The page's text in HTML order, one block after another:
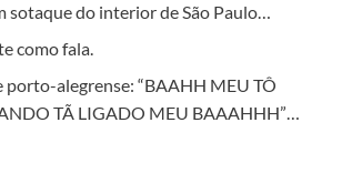
sotaque do interior de São Paulo…
como fala.
porto-alegrense: “BAAHH MEU TÔ
TÃ LIGADO MEU BAAAHHH”…